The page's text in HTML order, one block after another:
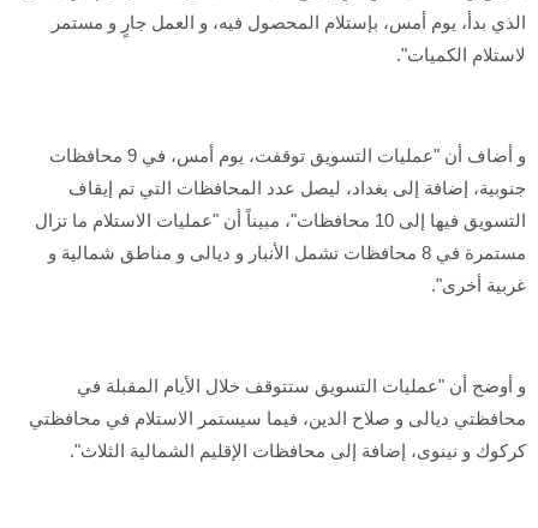
الذي بدأ، يوم أمس، بإستلام المحصول فيه، و العمل جارٍ و مستمر
لاستلام الكميات".
و أضاف أن "عمليات التسويق توقفت، يوم أمس، في 9 محافظات
جنوبية، إضافة إلى بغداد، ليصل عدد المحافظات التي تم إيقاف
التسويق فيها إلى 10 محافظات"، مبيناً أن "عمليات الاستلام ما تزال
مستمرة في 8 محافظات تشمل الأنبار و ديالى و مناطق شمالية و
غربية أخرى".
و أوضح أن "عمليات التسويق ستتوقف خلال الأيام المقبلة في
محافظتي ديالى و صلاح الدين، فيما سيستمر الاستلام في محافظتي
كركوك و نينوى، إضافة إلى محافظات الإقليم الشمالية الثلاث".